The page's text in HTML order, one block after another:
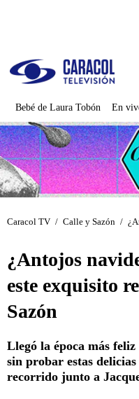
Bebé de Laura Tobón En
Caracol TV / Calle y Sazón /
¿Antojos
este exquisito
Sazón
Llegó la época más
sin probar estas
recorrido junto a